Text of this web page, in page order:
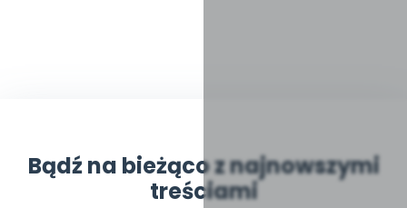
Bądź na bieżąco z najnowszymi
treściami